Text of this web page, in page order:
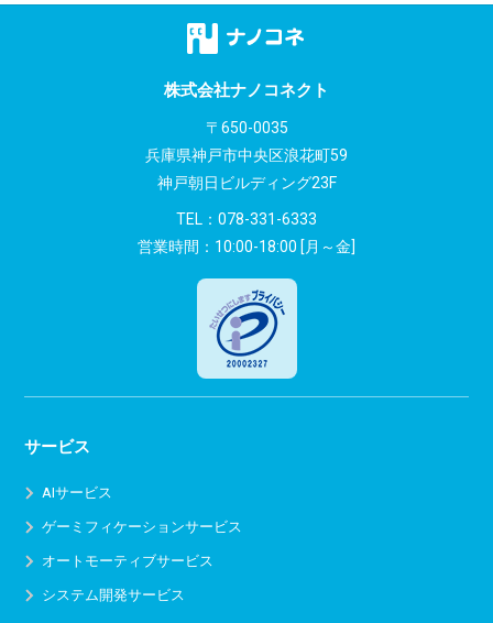
株式会社ナノコネクト
〒650-0035
兵庫県神戸市中央区浪花町59
神戸朝日ビルディング23F
TEL： 078-331-6333
営業時間：10:00-18:00 [月～金]
サービス
AIサービス
ゲーミフィケーションサービス
オートモーティブサービス
システム開発サービス